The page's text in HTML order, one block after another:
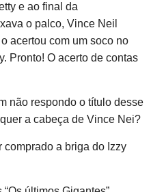
e ao final da
o palco, Vince Neil
acertou com um soco no
Pronto! O acerto de contas
não respondo o título desse
a cabeça de Vince Nei?
comprado a briga do Izzy